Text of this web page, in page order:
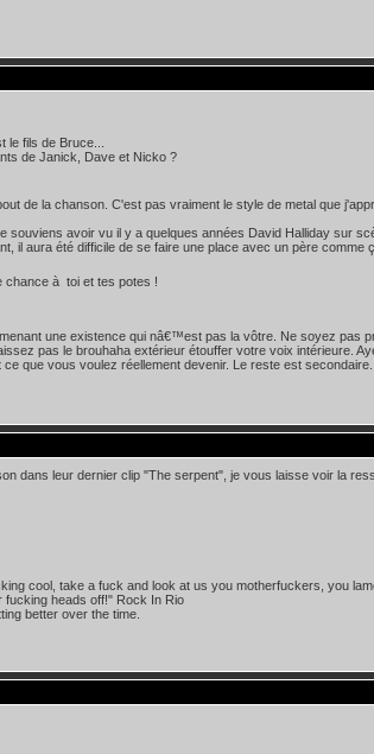
le fils de Bruce...
de Janick, Dave et Nicko ?
de la chanson. C'est pas vraiment le style de metal que
souviens avoir vu il y a quelques années David Halliday sur
il aura été difficile de se faire une place avec un père comme
chance à toi et tes potes !
une existence qui nâ€™est pas la vôtre. Ne soyez pas
pas le brouhaha extérieur étouffer votre voix intérieure.
que vous voulez réellement devenir. Le reste est secondaire.
dans leur dernier clip "The serpent", je vous laisse voir la
cool, take a fuck and look at us you motherfuckers, you
fucking heads off!" Rock In Rio
better over the time.